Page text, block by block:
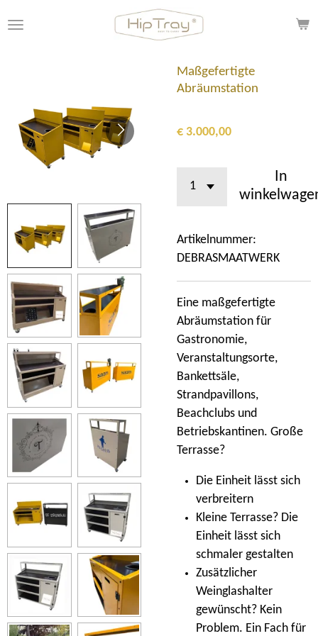
direct
Maßgefertigte
Abräumstation
€ 3.000,00
In
Artikelnummer:
DEBRASMAATWERK
Eine maßgefertigte
Abräumstation für
Gastronomie,
Veranstaltungsorte,
Bankettsäle,
Strandpavillons,
Beachclubs und
Betriebskantinen. Große
Terrasse?
Die Einheit lässt sich
verbreitern
Kleine Terrasse? Die
Einheit lässt sich
schmaler gestalten
Zusätzlicher
Weinglashalter
gewünscht? Kein
Problem. Ein Fach für